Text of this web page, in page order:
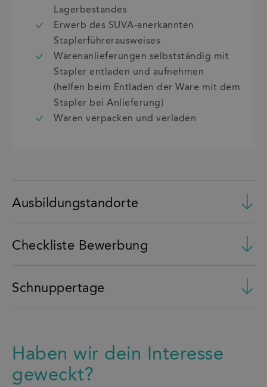
Lagerbestandes
Erwerb des SUVA-anerkannten
Staplerführerausweises
Warenanlieferungen selbstständig mit
Stapler entladen und aufnehmen
(helfen beim Entladen der Ware mit dem
Stapler bei Anlieferung)
Waren verpacken und verladen
Ausbildungstandorte
Checkliste Bewerbung
Schnuppertage
Haben wir dein Interesse
geweckt?